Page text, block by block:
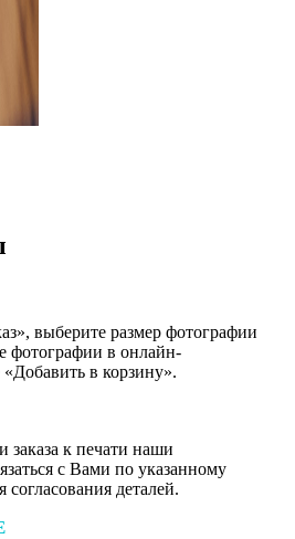
выберите размер фотографии
фотографии в онлайн-
в корзину».
заказа к печати наши
с Вами по указанному
деталей.